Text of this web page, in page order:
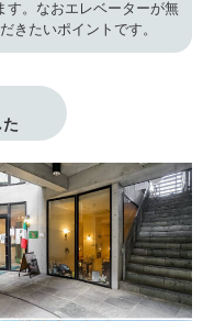
す。なおエレベーターが無
きたいポイントです。